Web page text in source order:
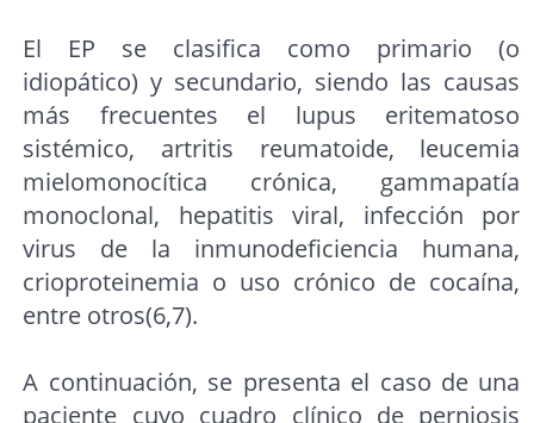
El EP se clasifica como primario (o
idiopático) y secundario, siendo las causas
más frecuentes el lupus eritematoso
sistémico, artritis reumatoide, leucemia
mielomonocítica crónica, gammapatía
monoclonal, hepatitis viral, infección por
virus de la inmunodeficiencia humana,
crioproteinemia o uso crónico de cocaína,
entre otros(6,7).
A continuación, se presenta el caso de una
paciente cuyo cuadro clínico de perniosis